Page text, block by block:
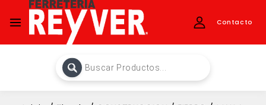
Contacto